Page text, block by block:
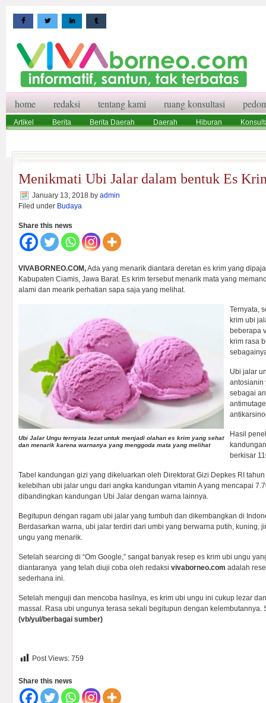
home redaksi tentang kami ruang konsultasi
Artikel Berita Berita Daerah Daerah Hiburan
Menikmati Ubi Jalar dalam bentuk Es
January 13, 2018 by admin
Filed under Budaya
Share this news
VIVABORNEO.COM,Ada yang menarik diantara deretan es krim yang
Kabupaten Ciamis, Jawa Barat. Es krim tersebut menarik mata yang
alami dan mearik perhatian sapa saja yang melihat.
Ubi Jalar Ungu ternyata lezat untuk menjadi olahan es krim yang sehat
dan menarik karena warnanya yang menggoda mata yang melihat
Ternyata,
krim ubi
beberapa
krim rasa
Ubi jalar
antosianin
sebagai
Hasil
berkisar
Tabel kandungan gizi yang dikeluarkan oleh Direktorat Gizi Depkes RI
kelebihan ubi jalar ungu dari angka kandungan vitamin A yang mencapai
dibandingkan kandungan Ubi Jalar dengan warna lainnya.
Begitupun dengan ragam ubi jalar yang tumbuh dan dikembangkan di
Berdasarkan warna, ubi jalar terdiri dari umbi yang berwarna putih,
ungu yang menarik.
Setelah searcing di “Om Google,” sangat banyak resep es krim ubi ungu
diantaranya yang telah diuji coba oleh redaksi vivaborneo.com adalah
sederhana ini.
Setelah menguji dan mencoba hasilnya, es krim ubi ungu ini cukup lezar
massal. Rasa ubi ungunya terasa sekali begitupun dengan kelembutannya.
(vb/yul/berbagai sumber)
Post Views: 759
Share this news